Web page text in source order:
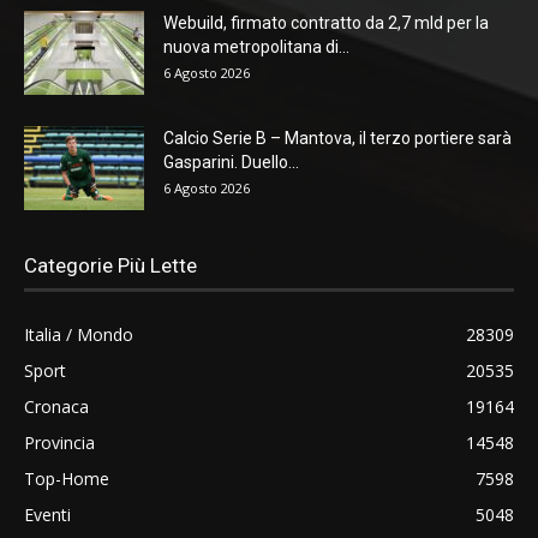
Webuild, firmato contratto da 2,7 mld per la
nuova metropolitana di...
6 Agosto 2026
Calcio Serie B – Mantova, il terzo portiere sarà
Gasparini. Duello...
6 Agosto 2026
Categorie Più Lette
Italia / Mondo
28309
Sport
20535
Cronaca
19164
Provincia
14548
Top-Home
7598
Eventi
5048